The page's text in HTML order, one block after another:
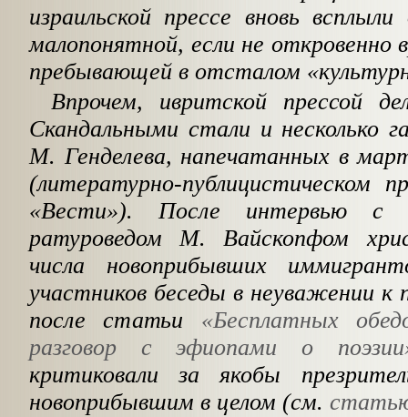
израильской прессе вновь
малопонятной, если не
пребывающей в отсталом
Впрочем, ивритской прессой
Скандальными стали и несколько
М. Генделева, напечатанных в
(литературно-публицистическом
«Вести»). После интервью с
ратуроведом М. Вайскопфом
числа новоприбывших
участников беседы в неуважении
после статьи «Бесплатных
разговор с эфиопами о
критиковали за якобы
новоприбывшим в целом (см.